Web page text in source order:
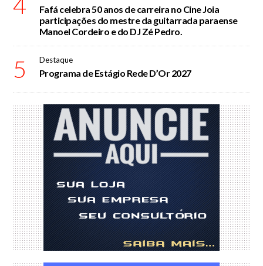
Fafá celebra 50 anos de carreira no Cine Joia
participações do mestre da guitarrada paraense
Manoel Cordeiro e do DJ Zé Pedro.
5 Destaque
Programa de Estágio Rede D’Or 2027